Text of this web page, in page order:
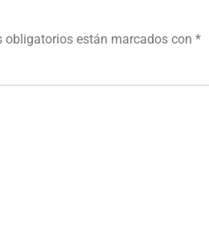
obligatorios están marcados con *